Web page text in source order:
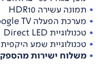
תמונה עשירה HDR10
מערכת הפעלה Google TV
טכנולוגיית Direct LED
טכנולוגיית שמע היקפית dbx-tv
משלוח ישירות מהספק